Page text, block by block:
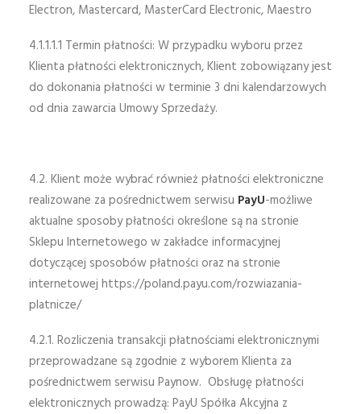
Electron, Mastercard, MasterCard Electronic, Maestro
4.1.1.1.1 Termin płatności: W przypadku wyboru przez
Klienta płatności elektronicznych, Klient zobowiązany jest
do dokonania płatności w terminie 3 dni kalendarzowych
od dnia zawarcia Umowy Sprzedaży.
4.2. Klient może wybrać również płatności elektroniczne
realizowane za pośrednictwem serwisu PayU-możliwe
aktualne sposoby płatności określone są na stronie
Sklepu Internetowego w zakładce informacyjnej
dotyczącej sposobów płatności oraz na stronie
internetowej https://poland.payu.com/rozwiazania-
platnicze/
4.2.1. Rozliczenia transakcji płatnościami elektronicznymi
przeprowadzane są zgodnie z wyborem Klienta za
pośrednictwem serwisu Paynow. Obsługę płatności
elektronicznych prowadzą: PayU Spółka Akcyjna z